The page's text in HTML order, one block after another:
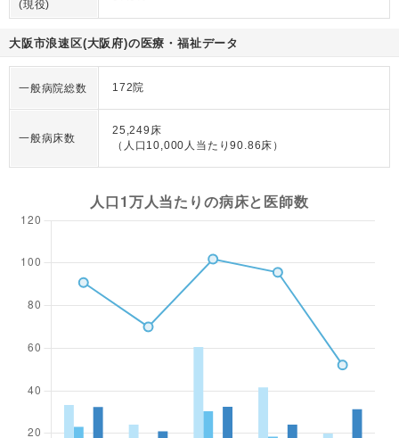
(現役)
大阪市浪速区(大阪府)の医療・福祉データ
一般病院総数 172院
一般病床数
25,249床
（人口10,000人当たり90.86床）